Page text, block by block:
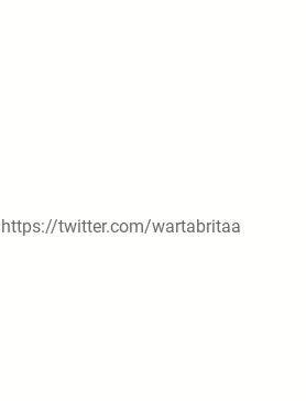
https://twitter.com/wartabritaa